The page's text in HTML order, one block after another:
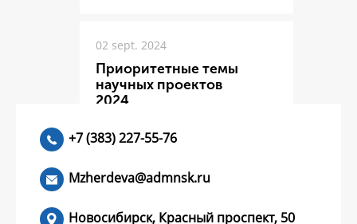
02 sept. 2024
Приоритетные темы
научных проектов
2024
ЧИТАТЬ >
+7 (383) 227-55-76
Mzherdeva@admnsk.ru
Новосибирск, Красный проспект, 50